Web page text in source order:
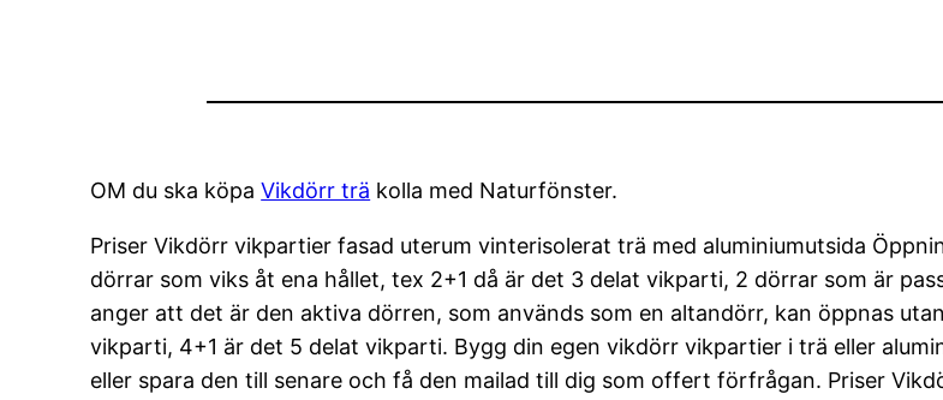
OM du ska köpaVikdörr trä kolla med Naturfönster.
Priser Vikdörr vikpartier fasad uterum vinterisolerat trä med aluminiumutsida
dörrar som viks åt ena hållet, tex 2+1 då är det 3 delat vikparti, 2 dörrar som är
anger att det är den aktiva dörren, som används som en altandörr, kan öppnas
vikparti, 4+1 är det 5 delat vikparti. Bygg din egen vikdörr vikpartier i trä eller
eller spara den till senare och få den mailad till dig som offert förfrågan. Priser